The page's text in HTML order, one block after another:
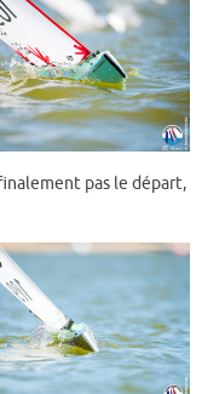
pas le départ,